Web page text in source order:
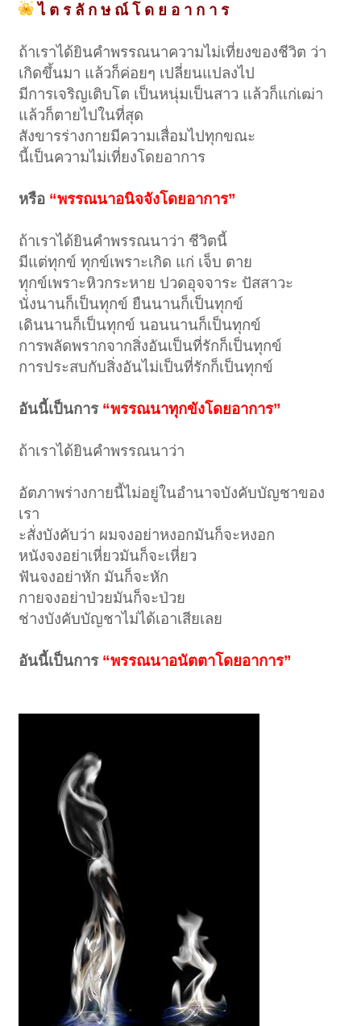
ไ ต ร ลั ก ษ ณ์ โ ด ย อ า ก า ร
ถ้าเราได้ยินคำพรรณนาความไม่เที่ยงของชีวิต ว่า
เกิดขึ้นมา แล้วก็ค่อยๆ เปลี่ยนแปลงไป
มีการเจริญเติบโต เป็นหนุ่มเป็นสาว แล้วก็แก่เฒ่า
แล้วก็ตายไปในที่สุด
สังขารร่างกายมีความเสื่อมไปทุกขณะ
นี้เป็นความไม่เที่ยงโดยอาการ
หรือ “พรรณนาอนิจจังโดยอาการ”
ถ้าเราได้ยินคำพรรณนาว่า ชีวิตนี้
มีแต่ทุกข์ ทุกข์เพราะเกิด แก่ เจ็บ ตาย
ทุกข์เพราะหิวกระหาย ปวดอุจจาระ ปัสสาวะ
นั่งนานก็เป็นทุกข์ ยืนนานก็เป็นทุกข์
เดินนานก็เป็นทุกข์ นอนนานก็เป็นทุกข์
การพลัดพรากจากสิ่งอันเป็นที่รักก็เป็นทุกข์
การประสบกับสิ่งอันไม่เป็นที่รักก็เป็นทุกข์
อันนี้เป็นการ “พรรณนาทุกขังโดยอาการ”
ถ้าเราได้ยินคำพรรณนาว่า
อัตภาพร่างกายนี้ไม่อยู่ในอำนาจบังคับบัญชาของ
เรา
ะสั่งบังคับว่า ผมจงอย่าหงอกมันก็จะหงอก
หนังจงอย่าเหี่ยวมันก็จะเหี่ยว
ฟันจงอย่าหัก มันก็จะหัก
กายจงอย่าป่วยมันก็จะป่วย
ช่างบังคับบัญชาไม่ได้เอาเสียเลย
อันนี้เป็นการ“พรรณนาอนัตตาโดยอาการ”